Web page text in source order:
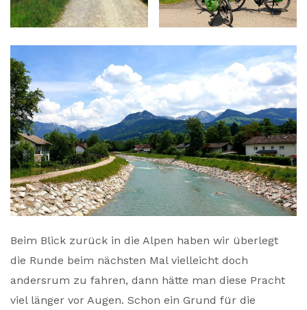
Beim Blick zurück in die Alpen haben wir überlegt
die Runde beim nächsten Mal vielleicht doch
andersrum zu fahren, dann hätte man diese Pracht
viel länger vor Augen. Schon ein Grund für die